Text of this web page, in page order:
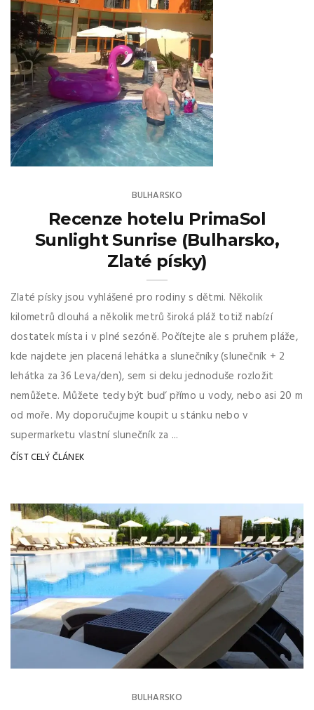
BULHARSKO
Recenze hotelu PrimaSol
Sunlight Sunrise (Bulharsko,
Zlaté písky)
Zlaté písky jsou vyhlášené pro rodiny s dětmi. Několik
kilometrů dlouhá a několik metrů široká pláž totiž nabízí
dostatek místa i v plné sezóně. Počítejte ale s pruhem pláže,
kde najdete jen placená lehátka a slunečníky (slunečník + 2
lehátka za 36 Leva/den), sem si deku jednoduše rozložit
nemůžete. Můžete tedy být buď přímo u vody, nebo asi 20 m
od moře. My doporučujme koupit u stánku nebo v
supermarketu vlastní slunečník za ...
ČÍST CELÝ ČLÁNEK
BULHARSKO